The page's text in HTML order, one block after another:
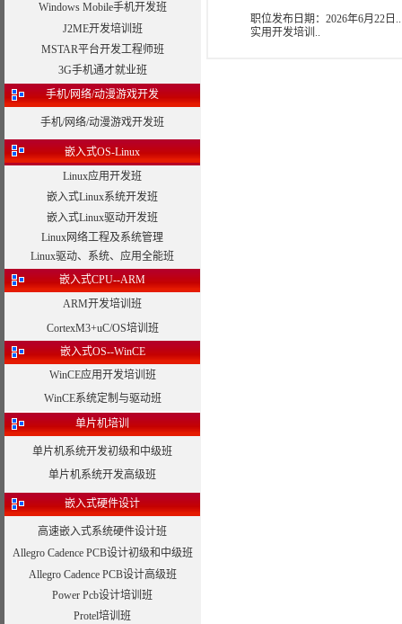
Windows Mobile手机开发班
J2ME开发培训班
MSTAR平台开发工程师班
3G手机通才就业班
手机/网络/动漫游戏开发
手机/网络/动漫游戏开发班
嵌入式OS-Linux
Linux应用开发班
嵌入式Linux系统开发班
嵌入式Linux驱动开发班
Linux网络工程及系统管理
Linux驱动、系统、应用全能班
嵌入式CPU--ARM
ARM开发培训班
CortexM3+uC/OS培训班
嵌入式OS--WinCE
WinCE应用开发培训班
WinCE系统定制与驱动班
单片机培训
单片机系统开发初级和中级班
单片机系统开发高级班
嵌入式硬件设计
高速嵌入式系统硬件设计班
Allegro Cadence PCB设计初级和中级班
Allegro Cadence PCB设计高级班
Power Pcb设计培训班
Protel培训班
职位发布日期： 2026年6月22日..
实用开发培训..